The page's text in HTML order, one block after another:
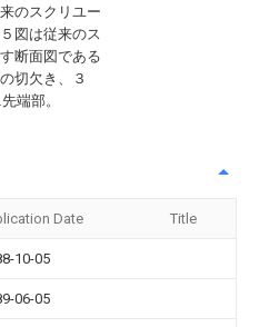
のスクリユー
図は従来のス
断面図である
切欠き、３
端部。
Date Title
10-05
06-05